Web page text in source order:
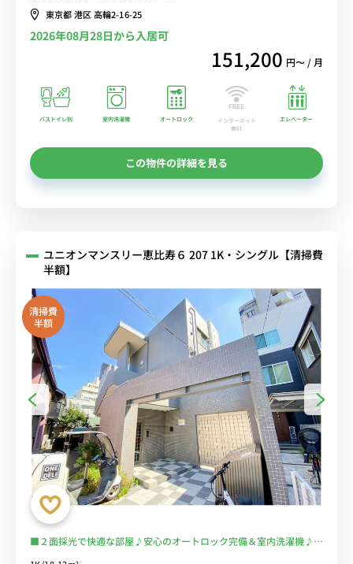
東京都 港区 高輪2-16-25
2026年08月28日から入居可
151,200 円〜 / 月
バストイレ別 室内洗濯機 オートロック
インターネット
無料
エレベーター
この物件の詳細を見る
ユニオンマンスリー恵比寿６ 207 1K・シングル【清掃費
半額】
清掃費
半額
■２面採光で快適な部屋♪安心のオートロック完備＆室内洗濯機♪便